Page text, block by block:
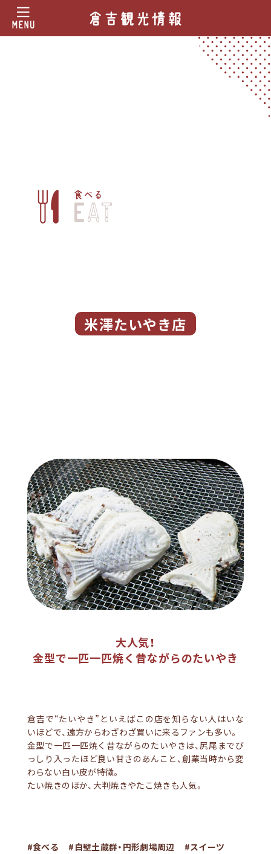
米澤たいやき店
大人気！
金型で一匹一匹焼く昔ながらのたいやき
倉吉で“たいやき”といえばこの店を知らない人はいな
いほどで、遠方からわざわざ買いに来るファンも多い。
金型で一匹一匹焼く昔ながらのたいやきは、尻尾までび
っしり入ったほど良い甘さのあんこと、創業当時から変
わらない白い皮が特徴。
たい焼きのほか、大判焼きやたこ焼きも人気。
#食べる #白壁土蔵群・円形劇場周辺
#スイーツ